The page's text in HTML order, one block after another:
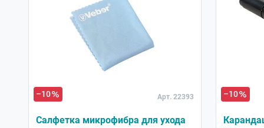
–10 Арт. 22393
Салфетка микрофибра для ухода
–10